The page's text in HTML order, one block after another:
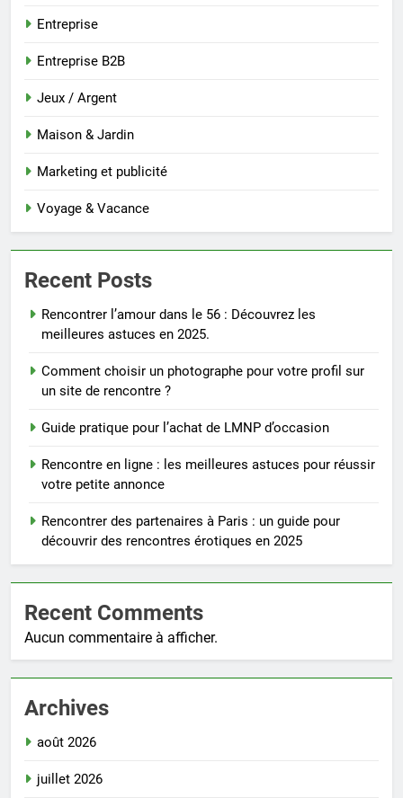
Entreprise
Entreprise B2B
Jeux / Argent
Maison & Jardin
Marketing et publicité
Voyage & Vacance
Recent Posts
Rencontrer l’amour dans le 56 : Découvrez les
meilleures astuces en 2025.
Comment choisir un photographe pour votre profil sur
un site de rencontre ?
Guide pratique pour l’achat de LMNP d’occasion
Rencontre en ligne : les meilleures astuces pour réussir
votre petite annonce
Rencontrer des partenaires à Paris : un guide pour
découvrir des rencontres érotiques en 2025
Recent Comments
Aucun commentaire à afficher.
Archives
août 2026
juillet 2026